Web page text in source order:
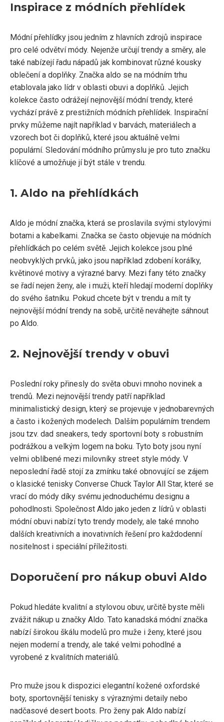
Inspirace z módních přehlídek
Módní přehlídky jsou jedním z hlavních zdrojů inspirace
pro celé odvětví módy. Nejenže určují trendy a směry, ale
také nabízejí řadu nápadů jak kombinovat různé kousky
oblečení a doplňky. Značka aldo se na módním trhu
etablovala jako lídr v oblasti obuvi a doplňků. Jejich
kolekce často odrážejí nejnovější módní trendy, které
vychází právě z prestižních módních přehlídek. Inspirační
prvky můžeme najít například v barvách, materiálech a
vzorech bot či doplňků, které jsou aktuálně velmi
populární. Sledování módního průmyslu je pro tuto značku
klíčové a umožňuje jí být stále v trendu.
1. Aldo na přehlídkách
Aldo je módní značka, která se proslavila svými stylovými
botami a kabelkami. Značka se často objevuje na módních
přehlídkách po celém světě. Jejich kolekce jsou plné
neobvyklých prvků, jako jsou například zdobení korálky,
květinové motivy a výrazné barvy. Mezi fany této značky
se řadí nejen ženy, ale i muži, kteří hledají moderní doplňky
do svého šatníku. Pokud chcete být v trendu a mít ty
nejnovější módní trendy na sobě, určitě neváhejte sáhnout
po Aldo.
2. Nejnovější trendy v obuvi
Poslední roky přinesly do světa obuvi mnoho novinek a
trendů. Mezi nejnovější trendy patří například
minimalistický design, který se projevuje v jednobarevných
a často i kožených modelech. Dalším populárním trendem
jsou tzv. dad sneakers, tedy sportovní boty s robustním
podrážkou a velkým logem na boku. Tyto boty jsou nyní
velmi oblíbené mezi milovníky street style módy. V
neposlední řadě stojí za zmínku také obnovující se zájem
o klasické tenisky Converse Chuck Taylor All Star, které se
vrací do módy díky svému jednoduchému designu a
pohodlnosti. Společnost Aldo jako jeden z lídrů v oblasti
módní obuvi nabízí tyto trendy modely, ale také mnoho
dalších kreativních a inovativních řešení pro každodenní
nositelnost i speciální příležitosti.
Doporučení pro nákup obuvi Aldo
Pokud hledáte kvalitní a stylovou obuv, určitě byste měli
zvážit nákup u značky Aldo. Tato kanadská módní značka
nabízí širokou škálu modelů pro muže i ženy, které jsou
nejen moderní a trendy, ale také velmi pohodlné a
vyrobené z kvalitních materiálů.
Pro muže jsou k dispozici elegantní kožené oxfordské
boty, sportovnější tenisky s výraznými detaily nebo
nadčasové desert boots. Pro ženy pak Aldo nabízí